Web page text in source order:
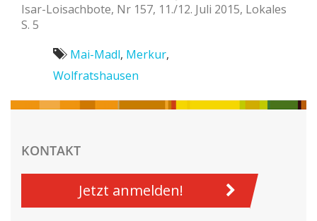
Isar-Loisachbote, Nr 157, 11./12. Juli 2015, Lokales
S. 5
Mai-Madl, Merkur,
Wolfratshausen
KONTAKT
Jetzt anmelden!